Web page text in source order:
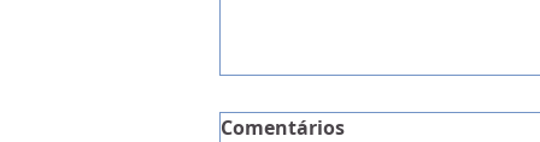
Comentários